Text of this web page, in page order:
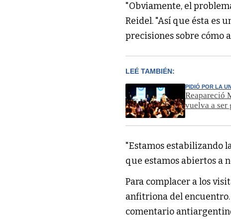
"Obviamente, el
Reidel. "Así que ésta es
precisiones sobre cómo
LEÉ TAMBIÉN:
PIDIÓ POR LA
Reapareció
vuelva a ser
"Estamos estabilizando
que estamos abiertos a
Para complacer a los
anfitriona del encuentro.
comentario